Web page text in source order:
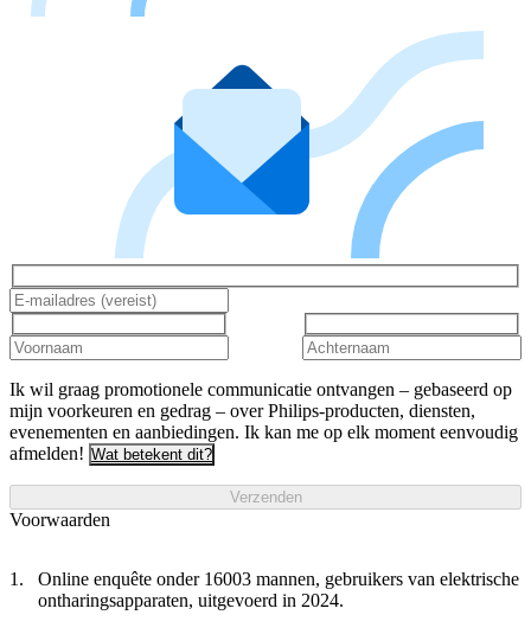
Ik wil graag promotionele communicatie ontvangen – gebaseerd op
mijn voorkeuren en gedrag – over Philips-producten, diensten,
evenementen en aanbiedingen. Ik kan me op elk moment eenvoudig
afmelden! Wat betekent dit?
Verzenden
Voorwaarden
Online enquête onder 16003 mannen, gebruikers van elektrische
ontharingsapparaten, uitgevoerd in 2024.